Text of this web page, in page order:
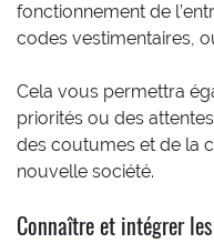
fonctionnement de
codes vestimentaires,
Cela vous permettra
priorités ou des
des coutumes et de la
nouvelle société.
Connaître et intégrer